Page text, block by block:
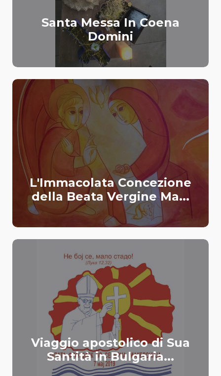
Santa Messa In Coena
Domini
L'Immacolata Concezione
della Beata Vergine Ma...
Viaggio apostolico di Sua
Santità in Bulgaria...